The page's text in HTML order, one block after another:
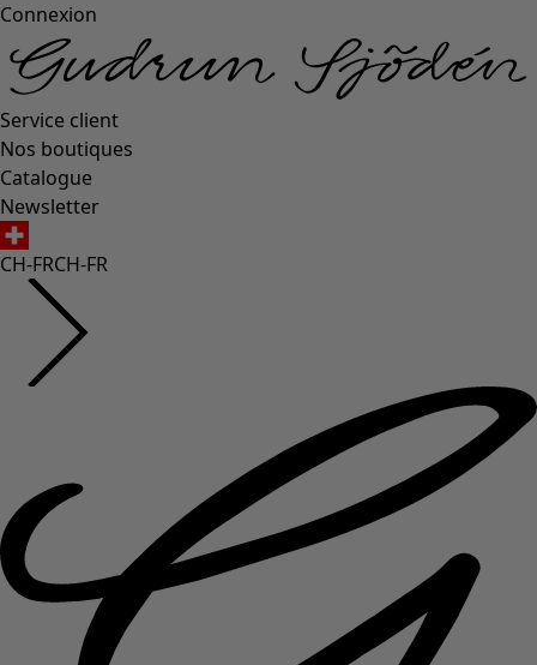
Connexion
Service client
Nos boutiques
Catalogue
Newsletter
CH-FRCH-FR